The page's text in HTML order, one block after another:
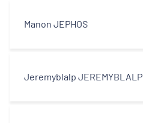
Manon JEPHOS
Jeremyblalp JEREMYBLALP